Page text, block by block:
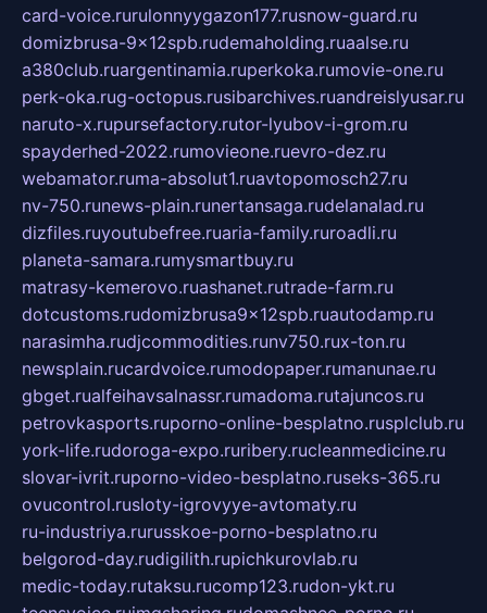
card-voice.rurulonnyygazon177.rusnow-guard.ru
domizbrusa-9x12spb.rudemaholding.ruaalse.ru
a380club.ruargentinamia.ruperkoka.rumovie-one.ru
perk-oka.rug-octopus.rusibarchives.ruandreislyusar.ru
naruto-x.rupursefactory.rutor-lyubov-i-grom.ru
spayderhed-2022.rumovieone.ruevro-dez.ru
webamator.ruma-absolut1.ruavtopomosch27.ru
nv-750.runews-plain.runertansaga.rudelanalad.ru
dizfiles.ruyoutubefree.ruaria-family.ruroadli.ru
planeta-samara.rumysmartbuy.ru
matrasy-kemerovo.ruashanet.rutrade-farm.ru
dotcustoms.rudomizbrusa9x12spb.ruautodamp.ru
narasimha.rudjcommodities.runv750.rux-ton.ru
newsplain.rucardvoice.rumodopaper.rumanunae.ru
gbget.rualfeihavsalnassr.rumadoma.rutajuncos.ru
petrovkasports.ruporno-online-besplatno.rusplclub.ru
york-life.rudoroga-expo.ruribery.rucleanmedicine.ru
slovar-ivrit.ruporno-video-besplatno.ruseks-365.ru
ovucontrol.rusloty-igrovyye-avtomaty.ru
ru-industriya.rurusskoe-porno-besplatno.ru
belgorod-day.rudigilith.rupichkurovlab.ru
medic-today.rutaksu.rucomp123.rudon-ykt.ru